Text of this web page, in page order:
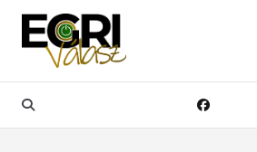
Skip
content